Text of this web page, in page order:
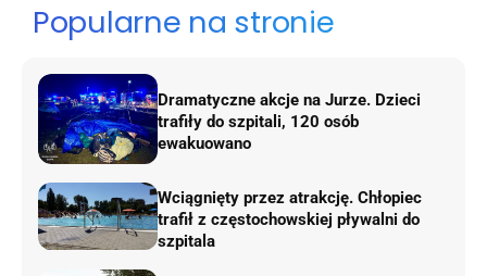
Popularne na stronie
Dramatyczne akcje na Jurze. Dzieci
trafiły do szpitali, 120 osób
ewakuowano
Wciągnięty przez atrakcję. Chłopiec
trafił z częstochowskiej pływalni do
szpitala